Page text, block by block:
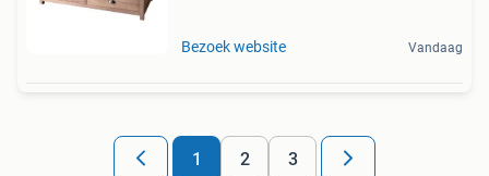
Bezoek website Vandaag
1 2 3